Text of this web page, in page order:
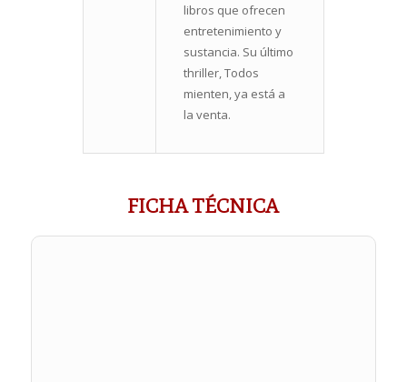
libros que ofrecen
entretenimiento y
sustancia. Su último
thriller, Todos
mienten, ya está a
la venta.
FICHA TÉCNICA